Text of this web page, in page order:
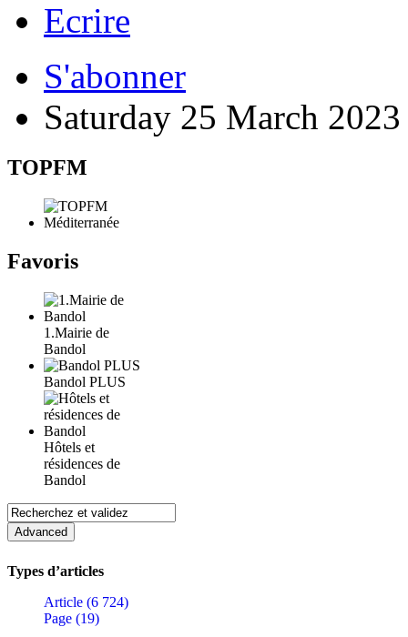
Ecrire
S'abonner
Saturday 25 March 2023
TOPFM
Favoris
1.Mairie de
Bandol
Bandol PLUS
Hôtels et
résidences de
Bandol
Types d’articles
Article (6 724)
Page (19)